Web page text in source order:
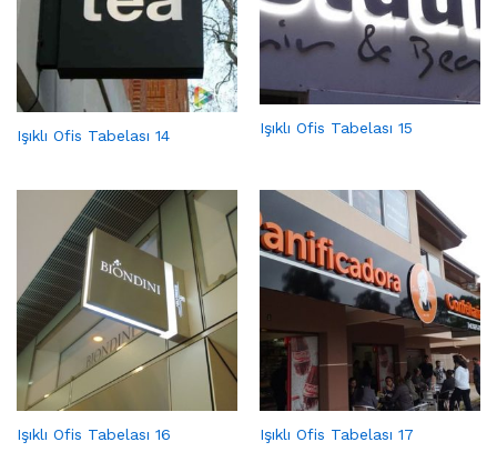
Işıklı Ofis Tabelası 14 Işıklı Ofis Tabelası 15
Işıklı Ofis Tabelası 16 Işıklı Ofis Tabelası 17